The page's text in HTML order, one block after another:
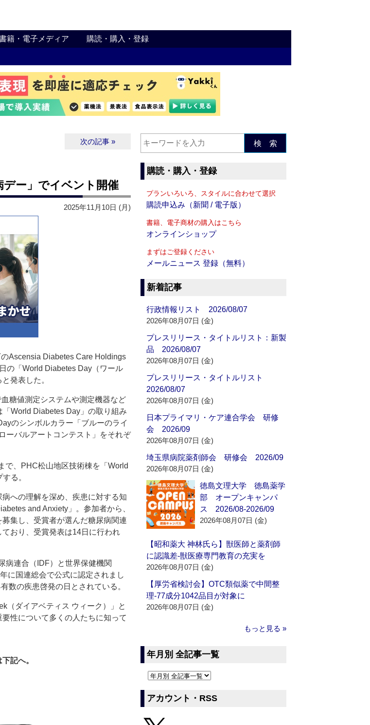
籍・電子メディア 購読・購入・登録
次の記事 »
デー」でイベント開催
2025年11月10日 (月)
Ascensia Diabetes Care Holdings
の「World Diabetes Day（ワール
発表した。
糖値測定システムや測定機器など
World Diabetes Day」の取り組み
のシンボルカラー「ブルーのライ
ーバルアートコンテスト」をそれぞ
、PHC松山地区技術棟を「World
る。
への理解を深め、疾患に対する知
and Anxiety」。参加者から、
集し、受賞者が選んだ糖尿病関連
おり、受賞発表は14日に行われ
連合（IDF）と世界保健機関
に国連総会で公式に認定されまし
数の疾患啓発の日とされている。
（ダイアベティス ウィーク）」と
性について多くの人たちに知って
記へ。
検 索
購読・購入・登録
プランいろいろ、スタイルに合わせて選択
購読申込み（新聞 / 電子版）
書籍、電子商材の購入はこちら
オンラインショップ
まずはご登録ください
メールニュース 登録（無料）
新着記事
行政情報リスト 2026/08/07
2026年08月07日 (金)
プレスリリース・タイトルリスト：新製
品 2026/08/07
2026年08月07日 (金)
プレスリリース・タイトルリスト
2026/08/07
2026年08月07日 (金)
日本プライマリ・ケア連合学会 研修
会 2026/09
2026年08月07日 (金)
埼玉県病院薬剤師会 研修会 2026/09
2026年08月07日 (金)
徳島文理大学 徳島薬学
部 オープンキャンパ
ス 2026/08-2026/09
2026年08月07日 (金)
【昭和薬大 神林氏ら】獣医師と薬剤師
に認識差‐獣医療専門教育の充実を
2026年08月07日 (金)
【厚労省検討会】OTC類似薬で中間整
理‐77成分1042品目が対象に
2026年08月07日 (金)
もっと見る »
年月別 全記事一覧
アカウント・RSS